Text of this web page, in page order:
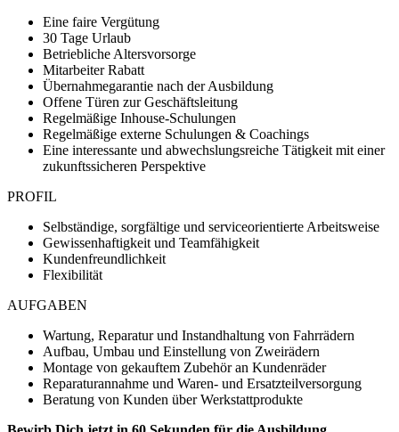
Eine faire Vergütung
30 Tage Urlaub
Betriebliche Altersvorsorge
Mitarbeiter Rabatt
Übernahmegarantie nach der Ausbildung
Offene Türen zur Geschäftsleitung
Regelmäßige Inhouse-Schulungen
Regelmäßige externe Schulungen & Coachings
Eine interessante und abwechslungsreiche Tätigkeit mit einer
zukunftssicheren Perspektive
PROFIL
Selbständige, sorgfältige und serviceorientierte Arbeitsweise
Gewissenhaftigkeit und Teamfähigkeit
Kundenfreundlichkeit
Flexibilität
AUFGABEN
Wartung, Reparatur und Instandhaltung von Fahrrädern
Aufbau, Umbau und Einstellung von Zweirädern
Montage von gekauftem Zubehör an Kundenräder
Reparaturannahme und Waren- und Ersatzteilversorgung
Beratung von Kunden über Werkstattprodukte